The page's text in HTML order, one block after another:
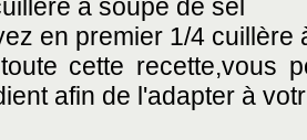
à soupe de sel
en premier 1/4 cuillère
cette recette,vous
afin de l'adapter à